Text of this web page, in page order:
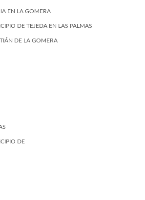
EN LA GOMERA
DE TEJEDA EN LAS PALMAS
DE LA GOMERA
DE